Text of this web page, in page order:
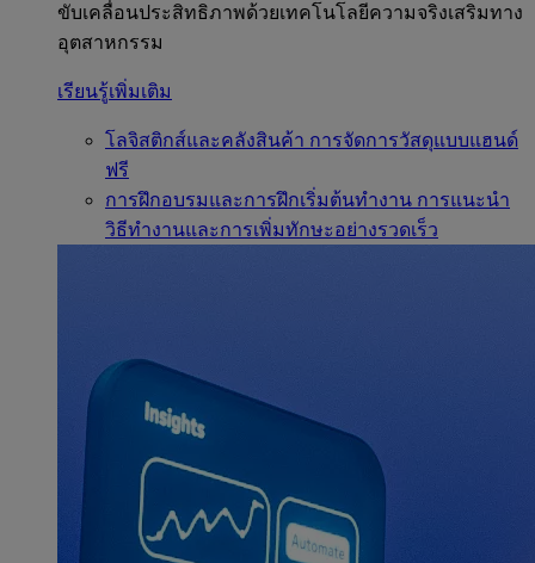
ขับเคลื่อนประสิทธิภาพด้วยเทคโนโลยีความจริงเสริมทาง
อุตสาหกรรม
เรียนรู้เพิ่มเติม
โลจิสติกส์และคลังสินค้า การจัดการวัสดุแบบแฮนด์
ฟรี
การฝึกอบรมและการฝึกเริ่มต้นทำงาน การแนะนำ
วิธีทำงานและการเพิ่มทักษะอย่างรวดเร็ว